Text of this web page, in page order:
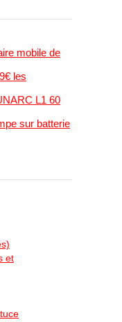
mobile de
les
L1 60
sur batterie
et